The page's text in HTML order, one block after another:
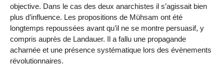
objective. Dans le cas des deux anarchistes il s’agissait bien
plus d’influence. Les propositions de Mühsam ont été
longtemps repoussées avant qu’il ne se montre persuasif, y
compris auprès de Landauer. Il a fallu une propagande
acharnée et une présence systématique lors des évènements
révolutionnaires.